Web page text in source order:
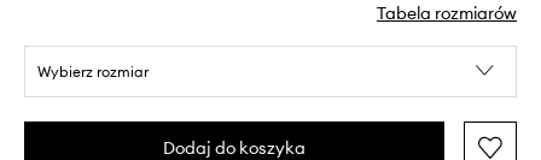
Tabela rozmiarów
Wybierz rozmiar
Dodaj do koszyka